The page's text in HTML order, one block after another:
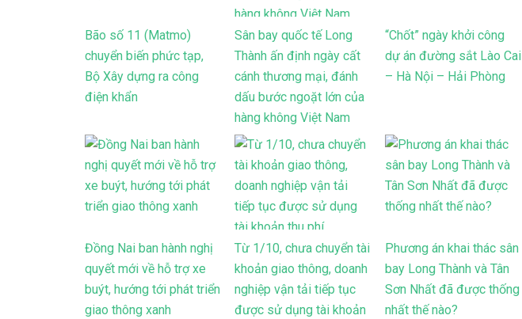
Bão số 11 (Matmo)
chuyển biến phức tạp,
Bộ Xây dựng ra công
điện khẩn
Sân bay quốc tế Long
Thành ấn định ngày cất
cánh thương mại, đánh
dấu bước ngoặt lớn của
hàng không Việt Nam
“Chốt” ngày khởi công
dự án đường sắt Lào Cai
– Hà Nội – Hải Phòng
Đồng Nai ban hành nghị
quyết mới về hỗ trợ xe
buýt, hướng tới phát triển
giao thông xanh
Từ 1/10, chưa chuyển tài
khoản giao thông, doanh
nghiệp vận tải tiếp tục
được sử dụng tài khoản
Phương án khai thác sân
bay Long Thành và Tân
Sơn Nhất đã được thống
nhất thế nào?